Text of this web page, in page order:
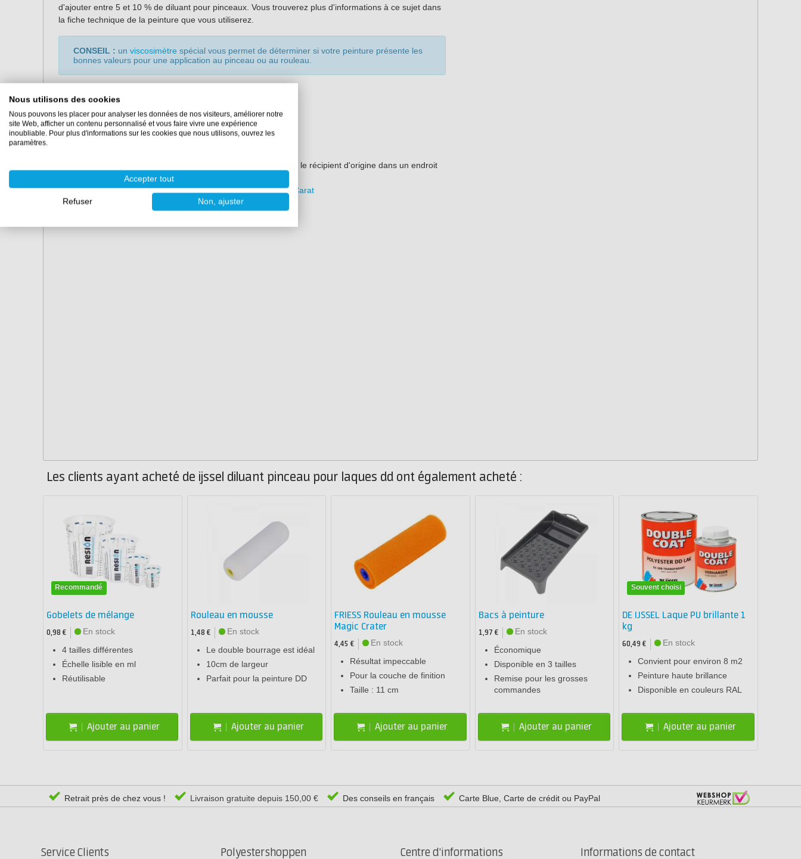
d'ajouter entre 5 et 10 % de diluant pour pinceaux. Vous trouverez plus d'informations à ce sujet dans
la fiche technique de la peinture que vous utiliserez.
CONSEIL : un viscosimètre spécial vous permet de déterminer si votre peinture présente les
bonnes valeurs pour une application au pinceau ou au rouleau.
Propriétés
Contenu :500 ml, 1 litre, 5 litres
Couleur :transparent
Densité :
3
(mélangé)
au moins 24 mois non mélangé dans le récipient d'origine dans un endroit
frais et à l'abri du gel
Convient pour : Laque DD,Laque DD Double UV,Laque DD Carat
Les clients ayant acheté de ijssel diluant pinceau pour laques dd ont également acheté :
Recommandé
Gobelets de mélange
0,98 €
En stock
4 tailles différentes
Échelle lisible en ml
Réutilisable
Ajouter au panier
Rouleau en mousse
1,48 €
En stock
Le double bourrage est idéal
10cm de largeur
Parfait pour la peinture DD
Ajouter au panier
FRIESS Rouleau en mousse
Magic Crater
4,45 €
En stock
Résultat impeccable
Pour la couche de finition
Taille : 11 cm
Ajouter au panier
Bacs à peinture
1,97 €
En stock
Économique
Disponible en 3 tailles
Remise pour les grosses
commandes
Ajouter au panier
Souvent choisi
DE IJSSEL Laque PU brillante 1
kg
60,49 €
En stock
Convient pour environ 8 m2
Peinture haute brillance
Disponible en couleurs RAL
Ajouter au panier
Retrait près de chez vous ! Livraison gratuite depuis 150,00 € Des conseils en français Carte Blue, Carte de crédit ou PayPal
Service Clients Polyestershoppen Centre d'informations Informations de contact
Nous utilisons des cookies
Nous pouvons les placer pour analyser les données de nos visiteurs, améliorer notre
site Web, afficher un contenu personnalisé et vous faire vivre une expérience
inoubliable. Pour plus d'informations sur les cookies que nous utilisons, ouvrez les
paramètres.
Accepter tout
Refuser Non, ajuster